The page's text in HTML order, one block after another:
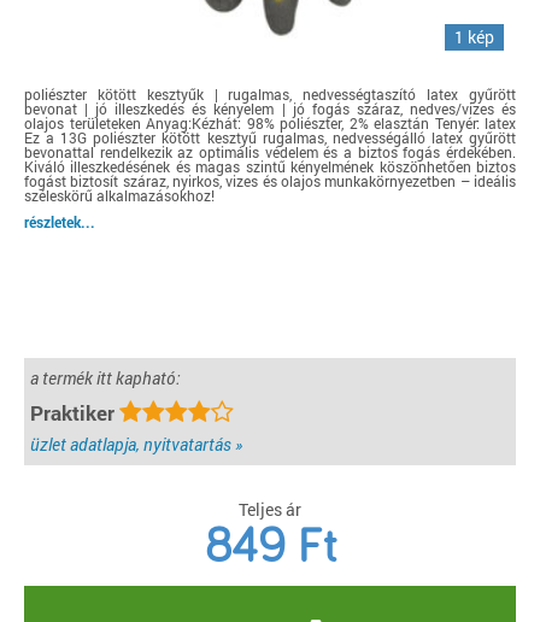
1 kép
poliészter kötött kesztyűk | rugalmas, nedvességtaszító latex gyűrött
bevonat | jó illeszkedés és kényelem | jó fogás száraz, nedves/vizes és
olajos területeken Anyag:Kézhát: 98% poliészter, 2% elasztán Tenyér: latex
Ez a 13G poliészter kötött kesztyű rugalmas, nedvességálló latex gyűrött
bevonattal rendelkezik az optimális védelem és a biztos fogás érdekében.
Kiváló illeszkedésének és magas szintű kényelmének köszönhetően biztos
fogást biztosít száraz, nyirkos, vizes és olajos munkakörnyezetben – ideális
széleskörű alkalmazásokhoz!
részletek...
a termék itt kapható:
Praktiker
üzlet adatlapja, nyitvatartás »
Teljes ár
849 Ft